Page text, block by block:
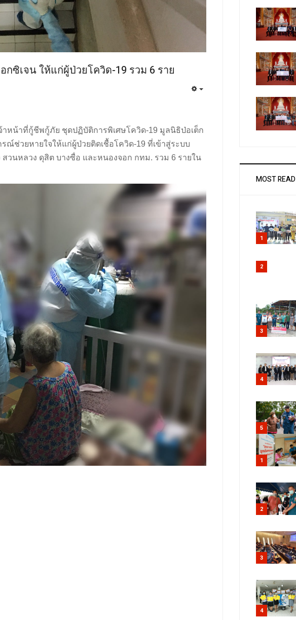
ซิเจน ให้แก่ผู้ป่วยโควิด-19 รวม 6 ราย
าหน้าที่กู้ชีพกู้ภัย ชุดปฏิบัติการพิเศษโควิด-19 มูลนิธิป่อเต็ก
ณ์ช่วยหายใจให้แก่ผู้ป่วยติดเชื้อโควิด-19 ที่เข้าสู่ระบบ
สวนหลวง ดุสิต บางซื่อ และหนองจอก กทม. รวม 6 รายใน
MOST READ
1
2
3
4
5
1
2
3
4